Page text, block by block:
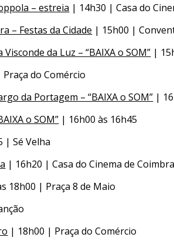
– estreia | 14h30 | Casa do
– Festas da Cidade | 15h00 |
da Luz – “BAIXA o SOM” |
do Comércio
da Portagem – “BAIXA o SOM” |
o SOM” | 16h00 às 16h45
| Sé Velha
| 16h20 | Casa do Cinema de Coimbra
18h00 | Praça 8 de Maio
| 18h00 | Praça do Comércio